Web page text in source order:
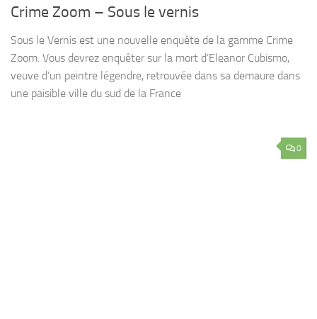
Crime Zoom – Sous le vernis
Sous le Vernis est une nouvelle enquête de la gamme Crime
Zoom. Vous devrez enquêter sur la mort d’Eleanor Cubismo,
veuve d’un peintre légendre, retrouvée dans sa demaure dans
une paisible ville du sud de la France
0